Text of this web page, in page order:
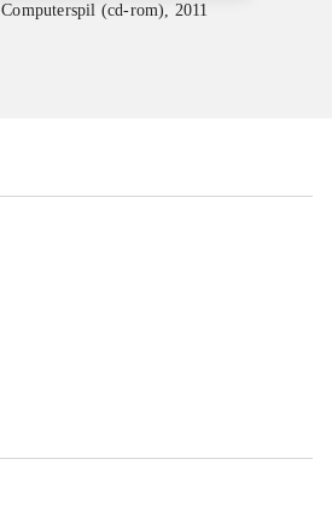
Computerspil (cd-rom), 2011